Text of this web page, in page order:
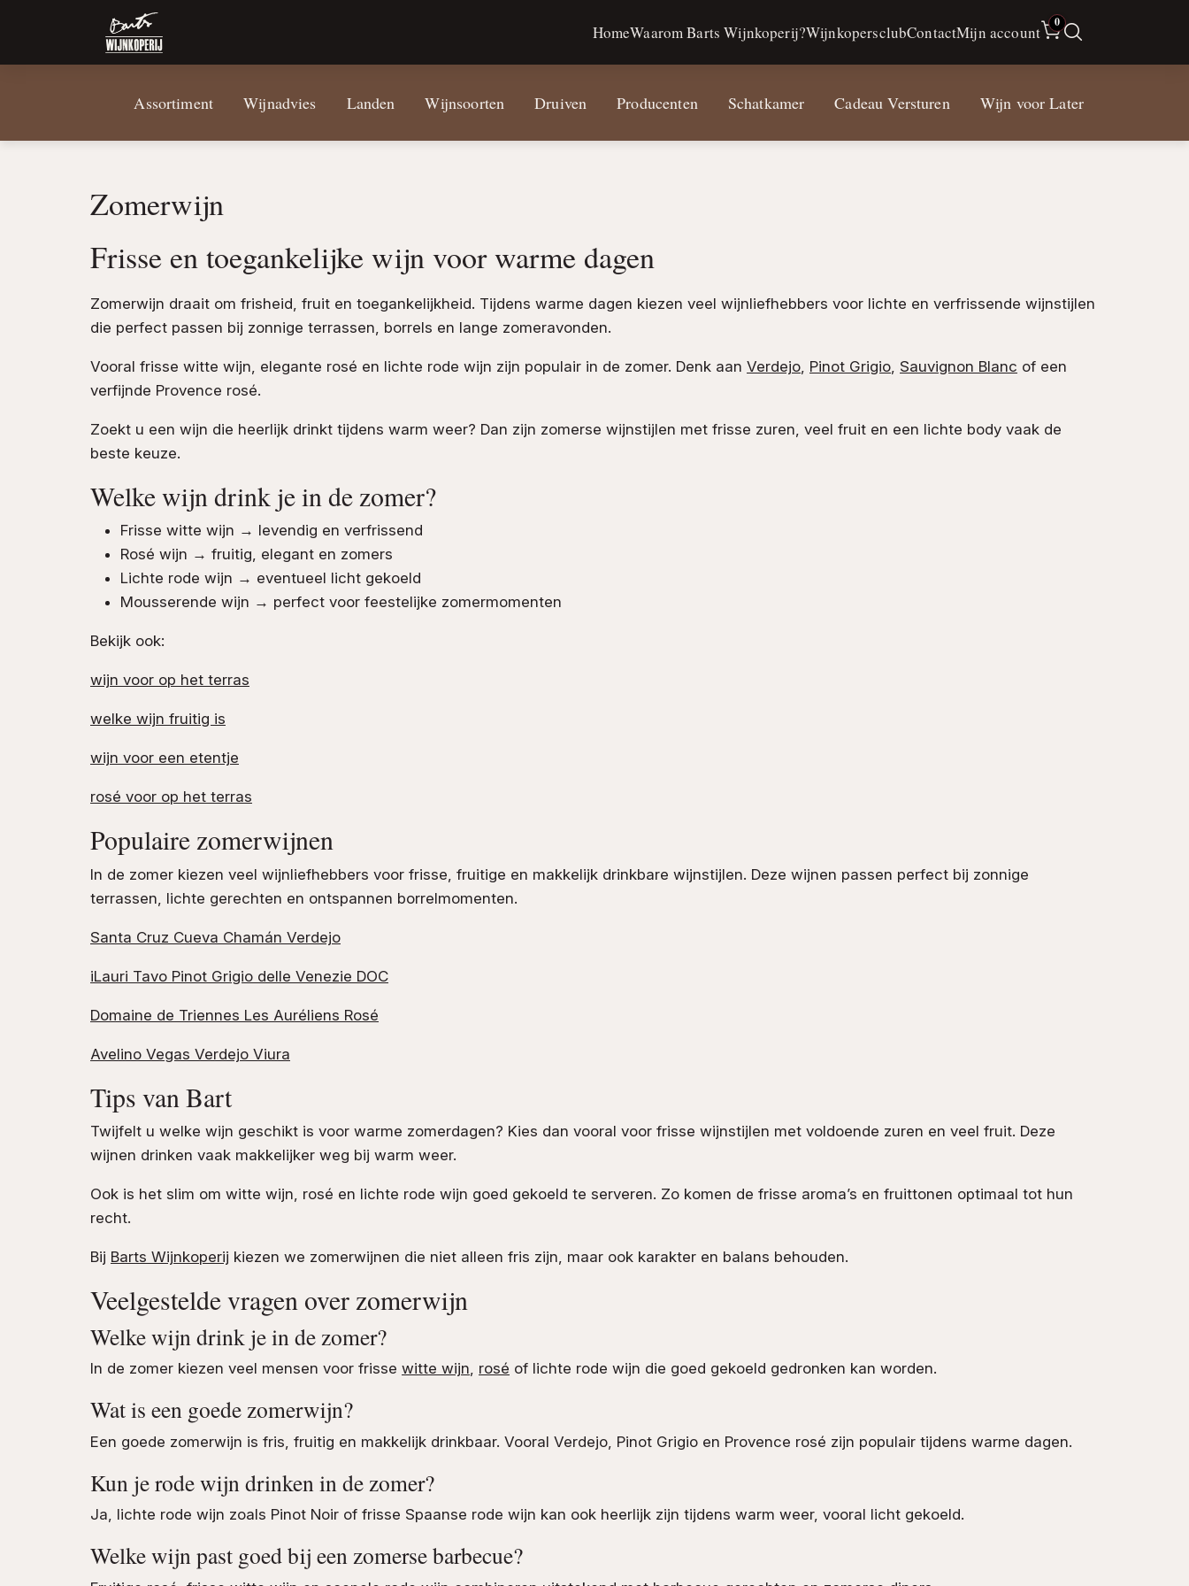
HomeWaarom Barts Wijnkoperij?WijnkopersclubContactMijn account
0
Assortiment Wijnadvies Landen Wijnsoorten Druiven Producenten Schatkamer Cadeau Versturen Wijn voor Later
Zomerwijn
Frisse en toegankelijke wijn voor warme dagen
Zomerwijn draait om frisheid, fruit en toegankelijkheid. Tijdens warme dagen kiezen veel wijnliefhebbers voor lichte en verfrissende wijnstijlen
die perfect passen bij zonnige terrassen, borrels en lange zomeravonden.
Vooral frisse witte wijn, elegante rosé en lichte rode wijn zijn populair in de zomer. Denk aan Verdejo Pinot Grigio Sauvignon Blanc of een
verfijnde Provence rosé.
Zoekt u een wijn die heerlijk drinkt tijdens warm weer? Dan zijn zomerse wijnstijlen met frisse zuren, veel fruit en een lichte body vaak de
beste keuze.
Welke wijn drink je in de zomer?
Frisse witte wijn → levendig en verfrissend
Rosé wijn → fruitig, elegant en zomers
Lichte rode wijn → eventueel licht gekoeld
Mousserende wijn → perfect voor feestelijke zomermomenten
Bekijk ook:
wijn voor op het terras
welke wijn fruitig is
wijn voor een etentje
rosé voor op het terras
Populaire zomerwijnen
In de zomer kiezen veel wijnliefhebbers voor frisse, fruitige en makkelijk drinkbare wijnstijlen. Deze wijnen passen perfect bij zonnige
terrassen, lichte gerechten en ontspannen borrelmomenten.
Santa Cruz Cueva Chamán Verdejo
iLauri Tavo Pinot Grigio delle Venezie DOC
Domaine de Triennes Les Auréliens Rosé
Avelino Vegas Verdejo Viura
Tips van Bart
Twijfelt u welke wijn geschikt is voor warme zomerdagen? Kies dan vooral voor frisse wijnstijlen met voldoende zuren en veel fruit. Deze
wijnen drinken vaak makkelijker weg bij warm weer.
Ook is het slim om witte wijn, rosé en lichte rode wijn goed gekoeld te serveren. Zo komen de frisse aroma’s en fruittonen optimaal tot hun
recht.
Bij Barts Wijnkoperij kiezen we zomerwijnen die niet alleen fris zijn, maar ook karakter en balans behouden.
Veelgestelde vragen over zomerwijn
Welke wijn drink je in de zomer?
In de zomer kiezen veel mensen voor frisse witte wijn, rosé of lichte rode wijn die goed gekoeld gedronken kan worden.
Wat is een goede zomerwijn?
Een goede zomerwijn is fris, fruitig en makkelijk drinkbaar. Vooral Verdejo, Pinot Grigio en Provence rosé zijn populair tijdens warme dagen.
Kun je rode wijn drinken in de zomer?
Ja, lichte rode wijn zoals Pinot Noir of frisse Spaanse rode wijn kan ook heerlijk zijn tijdens warm weer, vooral licht gekoeld.
Welke wijn past goed bij een zomerse barbecue?